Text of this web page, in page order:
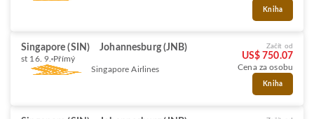
Kniha
Singapore (SIN) Johannesburg (JNB)
st 16. 9. Přímý
Singapore Airlines
Začít od
US$ 750.07
Cena za osobu
Kniha